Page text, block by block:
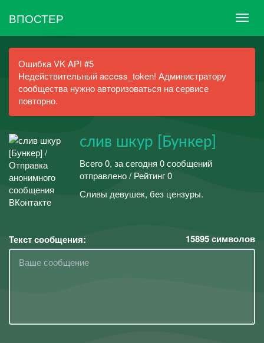
ВПОСТЕР
Ошибка VK API #5
Недействительный access_token! Администратору
сообщества нужно авторизоваться на сервисе
повторно.
слив шкур [Бункер]
Всего 0, за сегодня 0 сообщений
отправлено / Рейтинг 0
Сливы девушек, без цензуры.
Текст сообщения: 15895символов